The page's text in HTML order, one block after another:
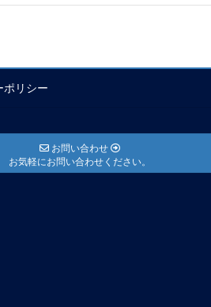
ポリシー
お問い合わせ
お気軽にお問い合わせください。